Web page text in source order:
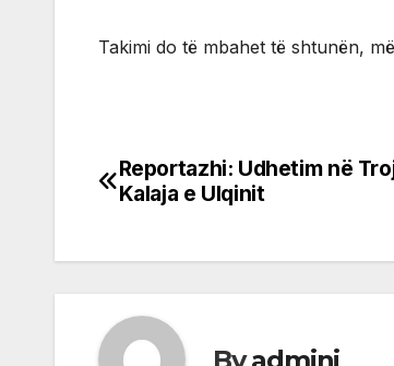
Takimi do të mbahet të shtunën,
Post
Reportazhi: Udhetim në
Kalaja e Ulqinit